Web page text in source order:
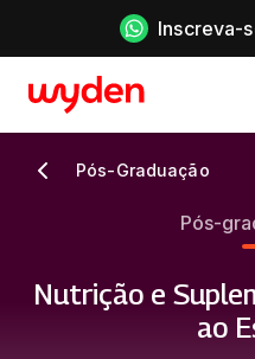
Inscreva-
Pós-Graduação
Pós-
Nutrição e
ao